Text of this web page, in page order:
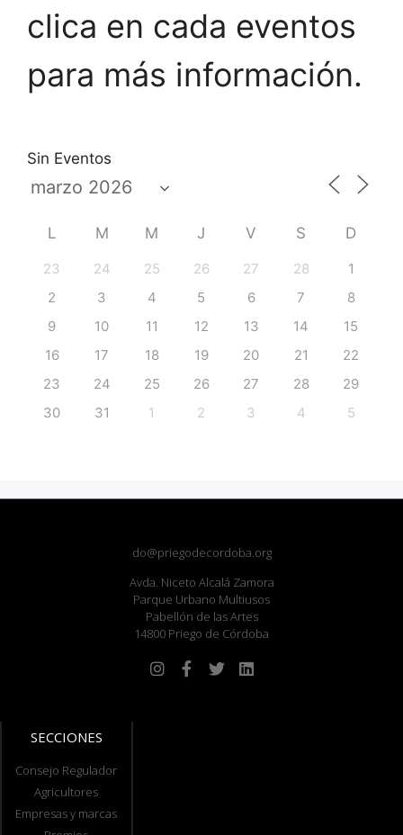
clica en cada eventos
para más información.
Sin Eventos
L M M J V S D
23 24 25 26 27 28
1
2
3 4 5 6 7
8
9
10 11 12 13 14
15
16
17 18 19 20 21
22
23
24 25 26 27 28
29
30
31 1 2 3 4 5
do@priegodecordoba.org
Avda. Niceto Alcalá Zamora
Parque Urbano Multiusos
Pabellón de las Artes
14800 Priego de Córdoba
SECCIONES
Consejo Regulador
Agricultores
Empresas y marcas